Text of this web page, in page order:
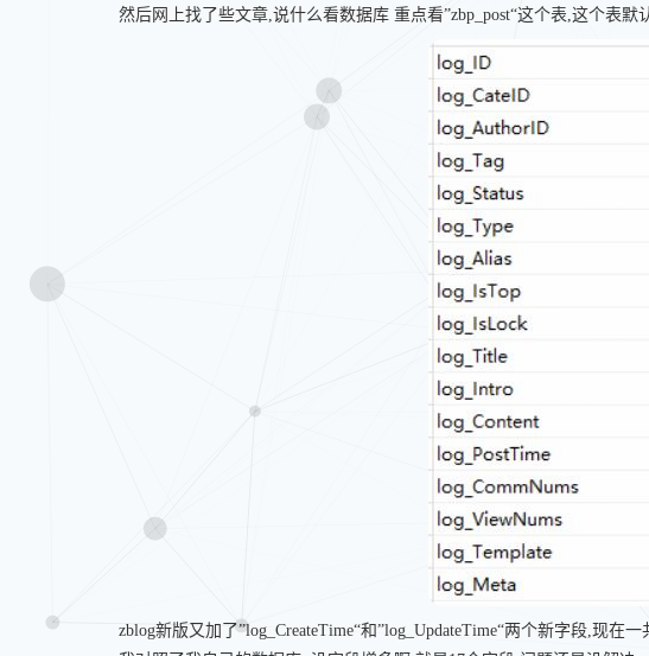
然后网上找了些文章,说什么看数据库 重点看”zbp_post“这个表,这个表默
zblog新版又加了”log_CreateTime“和”log_UpdateTime“两个新字段,现在一